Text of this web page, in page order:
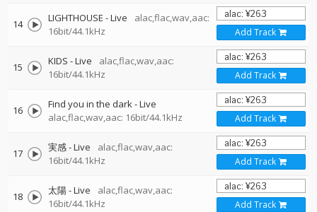
14 LIGHTHOUSE - Live
alac,flac,wav,aac:
16bit/44.1kHz
Add Track
15 KIDS - Live
alac,flac,wav,aac:
16bit/44.1kHz
Add Track
16
Find you in the dark - Live
alac,flac,wav,aac: 16bit/44.1kHz
Add Track
17 実感 - Live
alac,flac,wav,aac:
16bit/44.1kHz
Add Track
18 太陽 - Live
alac,flac,wav,aac:
16bit/44.1kHz
Add Track